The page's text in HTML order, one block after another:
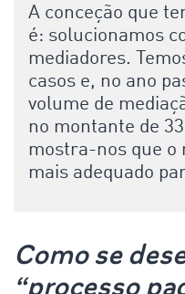
A conceção que
é: solucionamos
mediadores.
casos e, no ano
volume de
no montante de
mostra-nos que o
mais adequado
Como se
“processo